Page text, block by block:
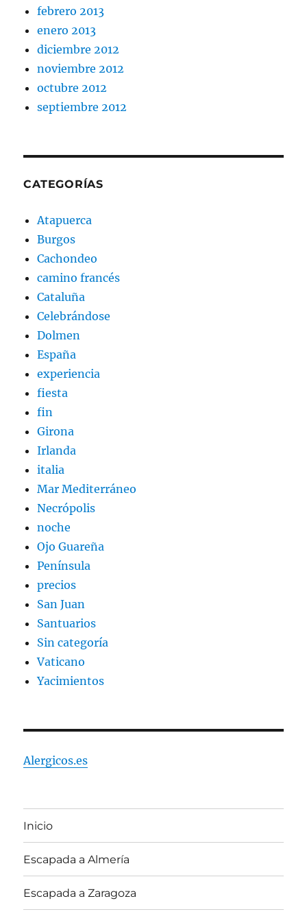
febrero 2013
enero 2013
diciembre 2012
noviembre 2012
octubre 2012
septiembre 2012
CATEGORÍAS
Atapuerca
Burgos
Cachondeo
camino francés
Cataluña
Celebrándose
Dolmen
España
experiencia
fiesta
fin
Girona
Irlanda
italia
Mar Mediterráneo
Necrópolis
noche
Ojo Guareña
Península
precios
San Juan
Santuarios
Sin categoría
Vaticano
Yacimientos
Alergicos.es
Inicio
Escapada a Almería
Escapada a Zaragoza